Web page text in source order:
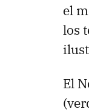
el
los
El